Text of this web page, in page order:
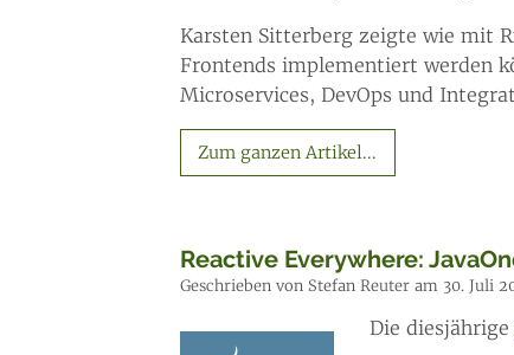
Karsten Sitterberg zeigte wie mit
Frontends implementiert werden
Microservices, DevOps und
Zum ganzen Artikel...
Reactive Everywhere:
Geschrieben von Stefan Reuter am 30. Juli
Die diesjährige